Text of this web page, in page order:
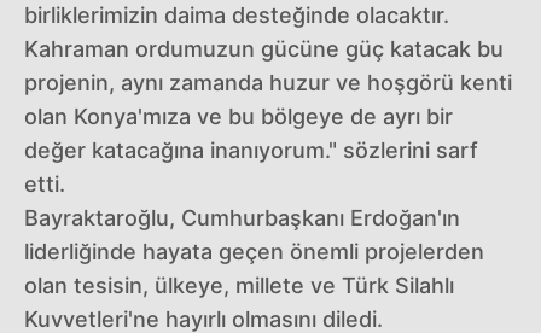
birliklerimizin daima desteğinde olacaktır.
Kahraman ordumuzun gücüne güç katacak bu
projenin, aynı zamanda huzur ve hoşgörü kenti
olan Konya'mıza ve bu bölgeye de ayrı bir
değer katacağına inanıyorum." sözlerini sarf
etti.
Bayraktaroğlu, Cumhurbaşkanı Erdoğan'ın
liderliğinde hayata geçen önemli projelerden
olan tesisin, ülkeye, millete ve Türk Silahlı
Kuvvetleri'ne hayırlı olmasını diledi.